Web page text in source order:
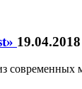
19.04.2018